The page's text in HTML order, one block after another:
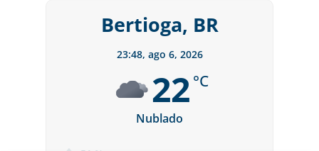
Bertioga, BR
23:48, ago 6, 2026
22 °C
Nublado